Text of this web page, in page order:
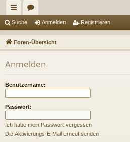
ch
ne
llz
ug
riff
en
Suche Anmelden Registrieren
Foren-Übersicht
Anmelden
Benutzername:
Passwort:
Ich habe mein Passwort vergessen
Die Aktivierungs-E-Mail erneut senden